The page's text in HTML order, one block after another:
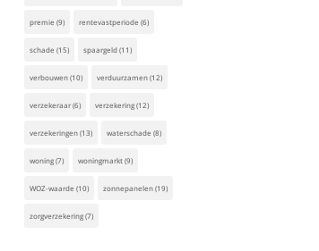
premie (9) rentevastperiode (6)
schade (15) spaargeld(11)
verbouwen(10) verduurzamen(12)
verzekeraar(6) verzekering(12)
verzekeringen(13) waterschade (8)
woning(7) woningmarkt(9)
WOZ-waarde (10) zonnepanelen(19)
zorgverzekering(7)